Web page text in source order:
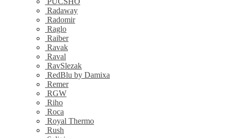
Radaway
Radomir
Raglo
Raiber
Ravak
Raval
RavSlezak
RedBlu by Damixa
Remer
RGW
Riho
Roca
Royal Thermo
Rush